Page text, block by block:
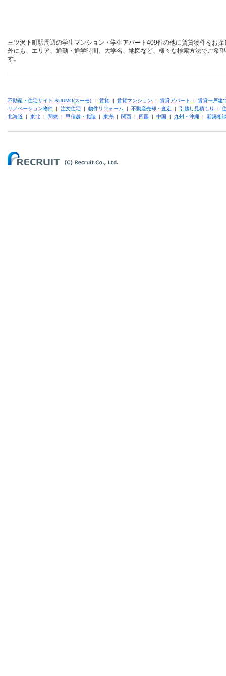
三ツ沢下町駅周辺の学生マンション・学生アパート409件の他に賃貸物件をお
外にも、エリア、通勤・通学時間、大学名、地図など、様々な検索方法でご希
す。
不動産・住宅サイト SUUMO(スーモ) ： 賃貸 | 賃貸マンション | 賃貸アパート | 賃貸一戸建
リノベーション物件 | 注文住宅 | 物件リフォーム | 不動産売却・査定 | 引越し見積もり |
北海道 | 東北 | 関東 | 甲信越・北陸 | 東海 | 関西 | 四国 | 中国 | 九州・沖縄 | 新築相